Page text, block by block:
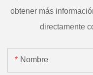
obtener más
directamente
Nombre